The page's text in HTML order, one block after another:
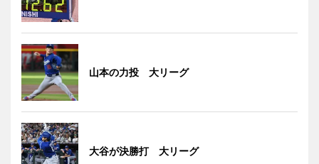
山本の力投 大リーグ
大谷が決勝打 大リーグ